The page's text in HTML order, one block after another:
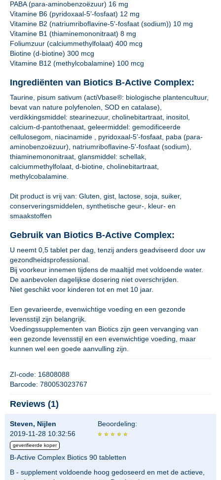
PABA (para-aminobenzoëzuur) 16 mg
Vitamine B6 (pyridoxaal-5’-fosfaat) 12 mg
Vitamine B2 (natriumriboflavine-5'-fosfaat (sodium)) 10 mg
Vitamine B1 (thiaminemononitraat) 8 mg
Foliumzuur (calciummethylfolaat) 400 mcg
Biotine (d-biotine) 300 mcg
Vitamine B12 (methylcobalamine) 100 mcg
Ingrediënten van Biotics B-Active Complex:
Taurine, pisum sativum (actiVbase®: biologische plantencultuur,
bevat van nature polyfenolen, SOD en catalase),
verdikkingsmiddel: stearinezuur, cholinebitartraat, inositol,
calcium-d-pantothenaat, geleermiddel: gemodificeerde
cellulosegom, niacinamide , pyridoxaal-5’-fosfaat, paba (para-
aminobenzoëzuur), natriumriboflavine-5'-fosfaat (sodium),
thiaminemononitraat, glansmiddel: schellak,
calciummethylfolaat, d-biotine, cholinebitartraat,
methylcobalamine.
Dit product is vrij van: Gluten, gist, lactose, soja, suiker,
conserveringsmiddelen, synthetische geur-, kleur- en
smaakstoffen
Gebruik van Biotics B-Active Complex:
U neemt 0,5 tablet per dag, tenzij anders geadviseerd door uw
gezondheidsprofessional.
Bij voorkeur innemen tijdens de maaltijd met voldoende water.
De aanbevolen dagelijkse dosering niet overschrijden.
Niet geschikt voor kinderen tot en met 10 jaar.
Een gevarieerde, evenwichtige voeding en een gezonde
levensstijl zijn belangrijk.
Voedingssupplementen van Biotics zijn geen vervanging van
een gezonde levensstijl en een evenwichtige voeding, maar
kunnen wel een goede aanvulling zijn.
ZI-code: 16808088
Barcode: 780053023767
Reviews (1)
Steven, Nijlen
2019-11-28 10:32:56
geverifieerde koper
Beoordeling:
B-Active Complex Biotics 90 tabletten
B - supplement voldoende hoog gedoseerd en met de actieve,